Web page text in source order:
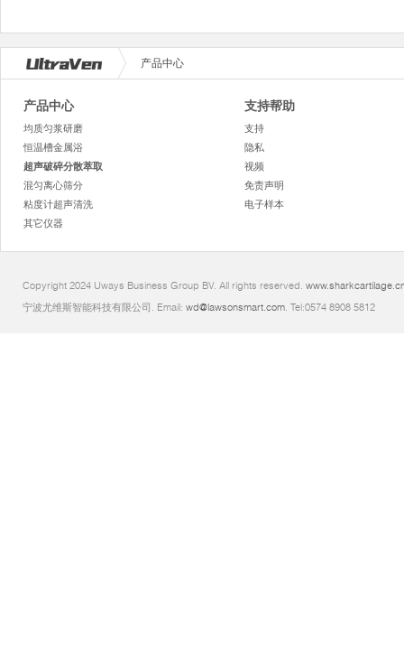
产品中心
产品中心
均质匀浆研磨
恒温槽金属浴
超声破碎分散萃取
混匀离心筛分
粘度计超声清洗
其它仪器
支持帮助
支持
隐私
视频
免责声明
电子样本
Copyright 2024 Uways Business Group BV. All rights reserved.
宁波尤维斯智能科技有限公司. Email: wd@lawsonsmart.com. Tel:0574 8908 5812